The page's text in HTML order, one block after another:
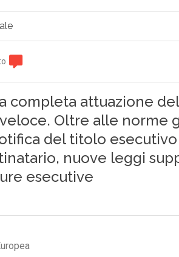
completa attuazione
Oltre alle norme
del titolo
nuove leggi
esecutive